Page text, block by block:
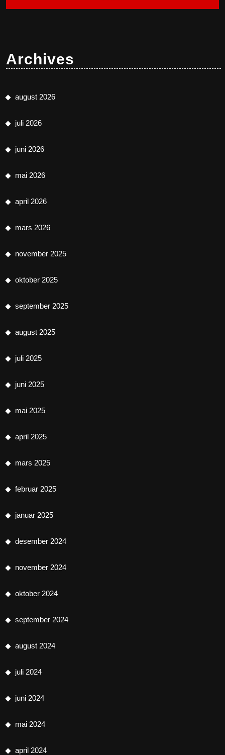
Archives
august 2026
juli 2026
juni 2026
mai 2026
april 2026
mars 2026
november 2025
oktober 2025
september 2025
august 2025
juli 2025
juni 2025
mai 2025
april 2025
mars 2025
februar 2025
januar 2025
desember 2024
november 2024
oktober 2024
september 2024
august 2024
juli 2024
juni 2024
mai 2024
april 2024